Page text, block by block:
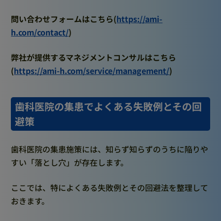
問い合わせフォームはこちら(https://ami-
h.com/contact/)
弊社が提供するマネジメントコンサルはこちら
(https://ami-h.com/service/management/)
歯科医院の集患でよくある失敗例とその回
避策
歯科医院の集患施策には、知らず知らずのうちに陥りや
すい「落とし穴」が存在します。
ここでは、特によくある失敗例とその回避法を整理して
おきます。